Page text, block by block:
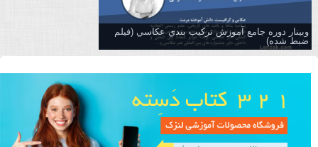
وبینار دوره جامع آموزش تركيب بندي عكاسي (فیلم
ضبط شده)